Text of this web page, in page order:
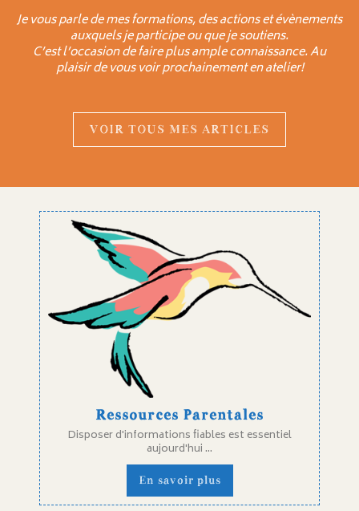
Je vous parle de mes formations, des actions et évènements
auxquels je participe ou que je soutiens.
C’est l’occasion de faire plus ample connaissance. Au
plaisir de vous voir prochainement en atelier!
VOIR TOUS MES ARTICLES
Ressources Parentales
Disposer d'informations fiables est essentiel
aujourd'hui ...
En savoir plus